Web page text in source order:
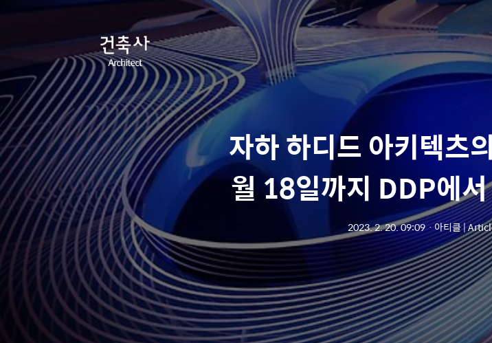
자하 하디드 아키텍츠
월 18일까지 DDP에
2023. 2. 20. 09:09ㆍ아티클 |